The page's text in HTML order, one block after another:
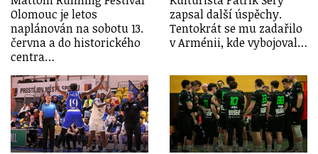
Olomouc je letos
naplánován na sobotu 13.
června a do historického
centra…
zapsal další úspěchy.
Tentokrát se mu zadařilo
v Arménii, kde vybojoval…